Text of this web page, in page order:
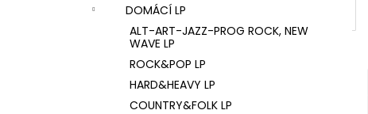
DOMÁCÍ LP
ALT-ART-JAZZ-PROG ROCK, NEW
WAVE LP
ROCK&POP LP
HARD&HEAVY LP
COUNTRY&FOLK LP